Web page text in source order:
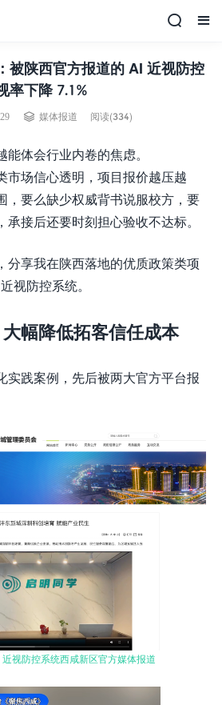
被陕西官方报道的 AI 近视防控
率下降 7.1%
媒体报道 阅读(334)
体会行业内卷的焦虑。
市场信心透明，项目报价越压越
，要么缺少权威背书说服校方，要
接后还要时刻担心验收不达标。
分享我在陕西落地的优质政策类项
视防控系统。
幅降低拓客信任成本
实践案例，先后被两大官方平台报
视防控系统西咸新区官方媒体报道